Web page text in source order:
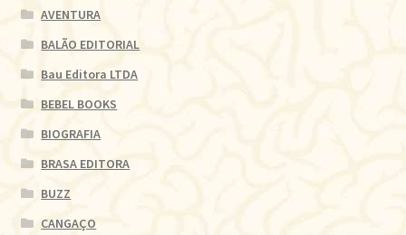
AVENTURA
BALÃO EDITORIAL
Bau Editora LTDA
BEBEL BOOKS
BIOGRAFIA
BRASA EDITORA
BUZZ
CANGAÇO